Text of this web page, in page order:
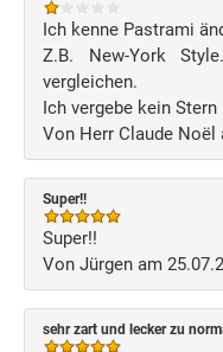
Ich kenne Pastrami
Z.B. New-York
vergleichen.
Ich vergebe kein Stern
Von Herr Claude Noël
Super!!
Super!!
Von Jürgen am
sehr zart und lecker zu